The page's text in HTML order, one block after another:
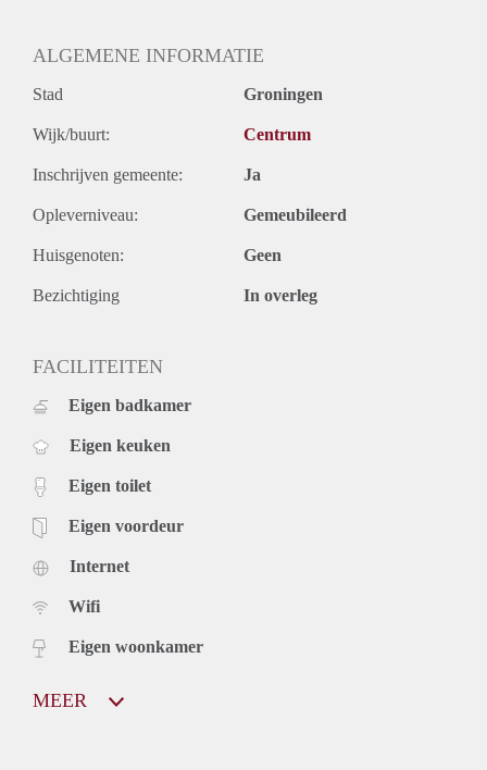
ALGEMENE INFORMATIE
Stad Groningen
Wijk/buurt: Centrum
Inschrijven gemeente: Ja
Opleverniveau: Gemeubileerd
Huisgenoten: Geen
Bezichtiging In overleg
FACILITEITEN
Eigen badkamer
Eigen keuken
Eigen toilet
Eigen voordeur
Internet
Wifi
Eigen woonkamer
MEER